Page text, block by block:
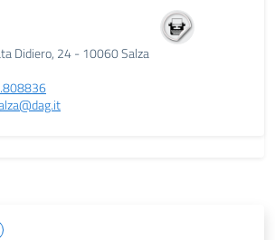
Didiero, 24 - 10060 Salza